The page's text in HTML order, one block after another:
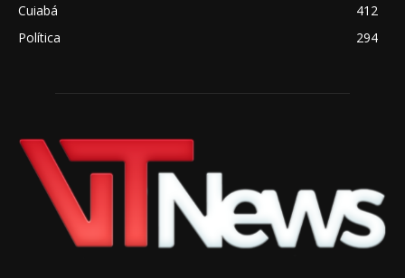
Cuiabá
412
Política
294